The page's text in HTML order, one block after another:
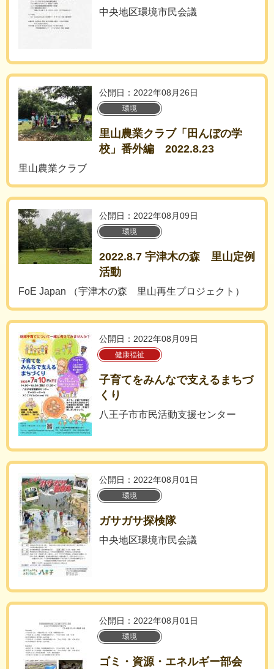
中央地区環境市民会議
公開日：2022年08月26日
環境
里山農業クラブ「田んぼの学
校」番外編 2022.8.23
里山農業クラブ
公開日：2022年08月09日
環境
2022.8.7 宇津木の森 里山定例
活動
FoE Japan （宇津木の森 里山再生プロジェクト）
公開日：2022年08月09日
健康福祉
子育てをみんなで支えるまちづ
くり
八王子市市民活動支援センター
公開日：2022年08月01日
環境
ガサガサ探検隊
中央地区環境市民会議
公開日：2022年08月01日
環境
ゴミ・資源・エネルギー部会